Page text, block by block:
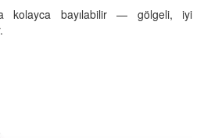
kolayca bayılabilir — gölgeli, iyi